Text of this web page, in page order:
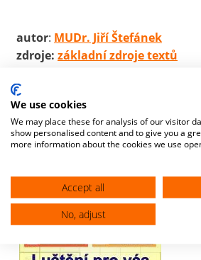
autor: MUDr. Jiří Štefánek
zdroje: základní zdroje textů
We use cookies
We may place these for analysis of our visitor
show personalised content and to give you a
more information about the cookies we use
Accept all
No, adjust